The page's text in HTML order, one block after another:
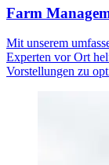
Farm
Mit unserem
Experten vor Ort
Vorstellungen zu